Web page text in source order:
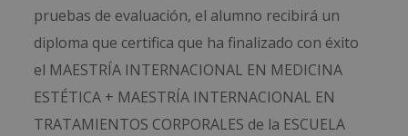
pruebas de evaluación, el alumno recibirá un
diploma que certifica que ha finalizado con éxito
el MAESTRÍA INTERNACIONAL EN MEDICINA
ESTÉTICA + MAESTRÍA INTERNACIONAL EN
TRATAMIENTOS CORPORALES de la ESCUELA